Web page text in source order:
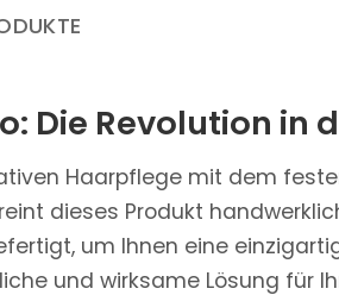
Die Revolution
Haarpflege mit dem
dieses Produkt
um Ihnen eine
und wirksame Lösung für